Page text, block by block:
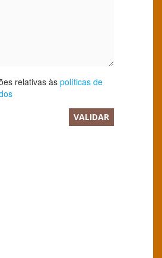
relativas àspolíticas de
VALIDAR